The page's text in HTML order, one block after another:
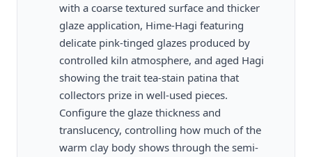
with a coarse textured surface and thicker
glaze application, Hime-Hagi featuring
delicate pink-tinged glazes produced by
controlled kiln atmosphere, and aged Hagi
showing the trait tea-stain patina that
collectors prize in well-used pieces.
Configure the glaze thickness and
translucency, controlling how much of the
warm clay body shows through the semi-